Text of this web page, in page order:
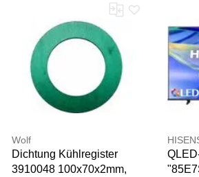
Wolf
Dichtung Kühlregister
3910048 100x70x2mm,